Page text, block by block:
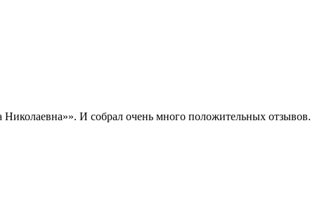
И собрал очень много положительных отзывов.